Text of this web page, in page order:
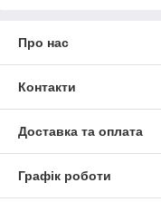
Про нас
Контакти
Доставка та оплата
Графік роботи